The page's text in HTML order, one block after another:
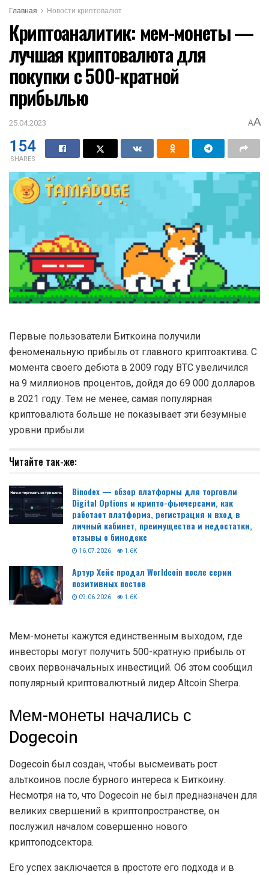
Главная Новости криптовалют
Криптоаналитик: мем-монеты —
лучшая криптовалюта для
покупки с 500-кратной
прибылью
25.04.2023 AA
154
SHARES
Первые пользователи Биткоина получили
феноменальную прибыль от главного криптоактива. С
момента своего дебюта в 2009 году BTC увеличился
на 9 миллионов процентов, дойдя до 69 000 долларов
в 2021 году. Тем не менее, самая популярная
криптовалюта больше не показывает эти безумные
уровни прибыли.
Читайте так-же:
Binodex — обзор платформы для торговли
Digital Options и крипто-фьючерсами, как
работает платформа, регистрация и вход в
личный кабинет, преимущества и недостатки,
отзывы о бинодекс
16.07.2026 1.6K
Артур Хейс продал Worldcoin после серии
позитивных постов
09.06.2026 1.6K
Мем-монеты кажутся единственным выходом, где
инвесторы могут получить 500-кратную прибыль от
своих первоначальных инвестиций. Об этом сообщил
популярный криптовалютный лидер Altcoin Sherpa.
Мем-монеты начались с
Dogecoin
Dogecoin был создан, чтобы высмеивать рост
альткоинов после бурного интереса к Биткоину.
Несмотря на то, что Dogecoin не был предназначен для
великих свершений в криптопространстве, он
послужил началом совершенно нового
криптоподсектора.
Его успех заключается в простоте его подхода и в